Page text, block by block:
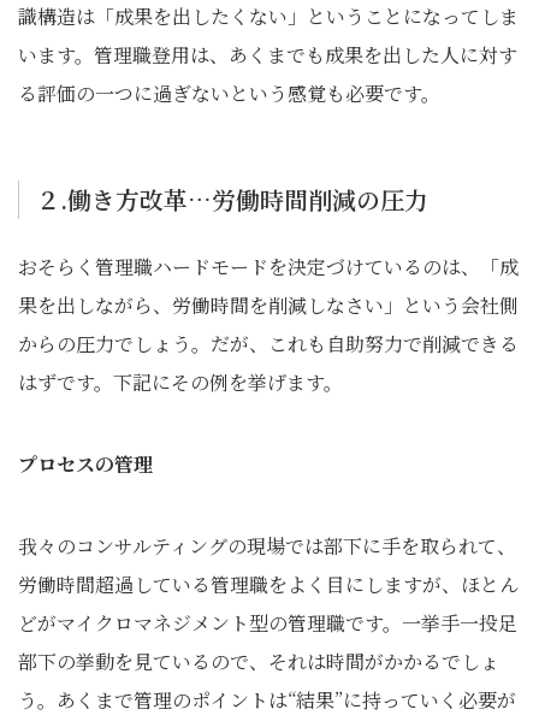
識構造は「成果を出したくない」ということになってしま
います。管理職登用は、あくまでも成果を出した人に対す
る評価の一つに過ぎないという感覚も必要です。
２.働き方改革…労働時間削減の圧力
おそらく管理職ハードモードを決定づけているのは、「成
果を出しながら、労働時間を削減しなさい」という会社側
からの圧力でしょう。だが、これも自助努力で削減できる
はずです。下記にその例を挙げます。
プロセスの管理
我々のコンサルティングの現場では部下に手を取られて、
労働時間超過している管理職をよく目にしますが、ほとん
どがマイクロマネジメント型の管理職です。一挙手一投足
部下の挙動を見ているので、それは時間がかかるでしょ
う。あくまで管理のポイントは“結果”に持っていく必要が